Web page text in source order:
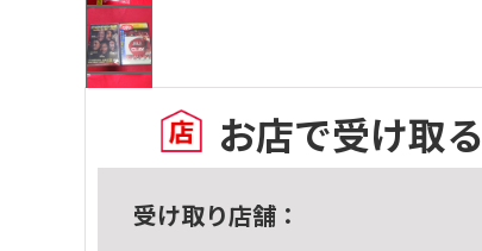
お店で受け取る
受け取り店舗：